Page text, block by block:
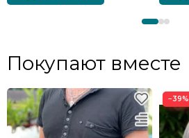
Покупают вместе
−39%